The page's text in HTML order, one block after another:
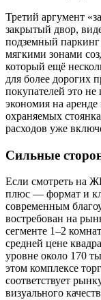
Третий аргумент
закрытый двор,
подземный
мягкими зонами
который ещё
для более дорогих
покупателей это не
экономия на
охраняемых
расходов уже
Сильные
Если смотреть на
плюс — формат и
современным
востребован на
сегменте 1–2
средней цене
уровне около 170
этом комплексе
соответствует
визуального